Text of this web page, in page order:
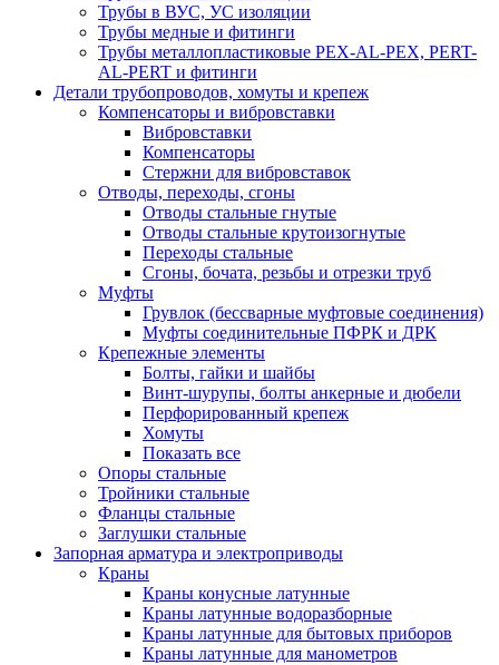
Трубы в ВУС, УС изоляции
Трубы медные и фитинги
Трубы металлопластиковые PEX-AL-PEX, PERT-
AL-PERT и фитинги
Детали трубопроводов, хомуты и крепеж
Компенсаторы и вибровставки
Вибровставки
Компенсаторы
Стержни для вибровставок
Отводы, переходы, сгоны
Отводы стальные гнутые
Отводы стальные крутоизогнутые
Переходы стальные
Сгоны, бочата, резьбы и отрезки труб
Муфты
Грувлок (бессварные муфтовые соединения)
Муфты соединительные ПФРК и ДРК
Крепежные элементы
Болты, гайки и шайбы
Винт-шурупы, болты анкерные и дюбели
Перфорированный крепеж
Хомуты
Показать все
Опоры стальные
Тройники стальные
Фланцы стальные
Заглушки стальные
Запорная арматура и электроприводы
Краны
Краны конусные латунные
Краны латунные водоразборные
Краны латунные для бытовых приборов
Краны латунные для манометров